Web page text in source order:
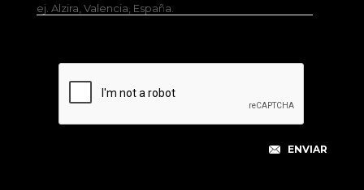
ej. Alzira, Valencia, España.